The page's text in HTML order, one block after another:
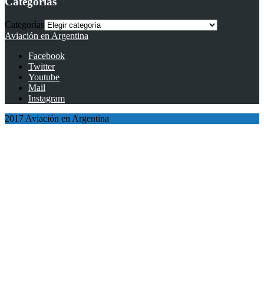
Categorías
Aviación en Argentina
Facebook
Twitter
Youtube
Mail
Instagram
2017 Aviación en Argentina